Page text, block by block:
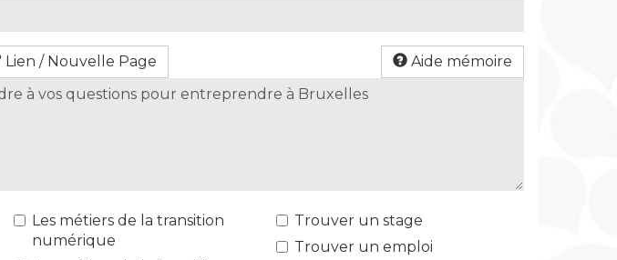
Lien / Nouvelle Page Aide mémoire
Les métiers de la transition
numérique
Trouver un stage
Trouver un emploi